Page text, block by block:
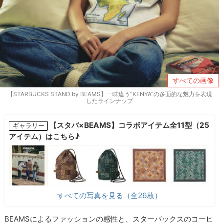
すべての画像
【STARBUCKS STAND by BEAMS】一味違う“KENYA”の多面的な魅力を表現
したラインナップ
ギャラリー
【スタバ×BEAMS】コラボアイテム全11型（25
アイテム）はこちら♪
すべての写真を見る（全26枚）
BEAMSによるファッションの感性と、スターバックスのコーヒ